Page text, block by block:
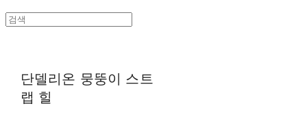
단델리온 뭉뚱이 스트
랩 힐